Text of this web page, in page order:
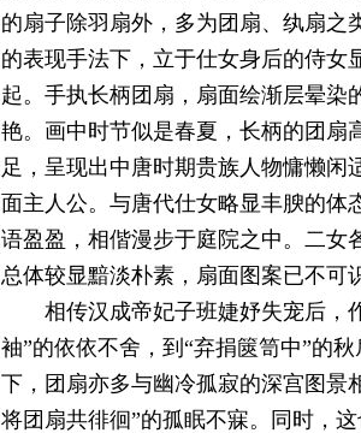
的扇子除羽扇外，多为团扇、纨扇之
的表现手法下，立于仕女身后的侍女
起。手执长柄团扇，扇面绘渐层晕染
艳。画中时节似是春夏，长柄的团扇
足，呈现出中唐时期贵族人物慵懒
面主人公。与唐代仕女略显丰腴的体
语盈盈，相偕漫步于庭院之中。二女
总体较显黯淡朴素，扇面图案已不可
相传汉成帝妃子班婕妤失宠后，
袖”的依依不舍，到“弃捐篋笥中”的
下，团扇亦多与幽冷孤寂的深宫图景
将团扇共徘徊”的孤眠不寐。同时，